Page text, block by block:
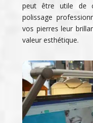
peut être utile de
polissage
vos pierres leur
valeur esthétique.